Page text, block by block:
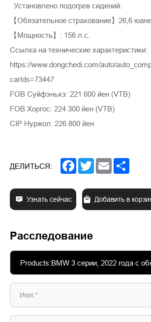
Установлено подогрев сидений.
【Обязательное страхование】26,6
【Мощность】: 156 л.с.
Ссылка на технические характеристики:
https://www.dongchedi.com/auto/
carIds=73447
FOB Суйфэньхэ: 221 600 йен (VTB)
FOB Хоргос: 224 300 йен (VTB)
CIP Нуржол: 226 800 йен
ДЕЛИТЬСЯ: Facebook
TwitterEmail
Узнать сейчас Добавить в
Расследование
Имя:*